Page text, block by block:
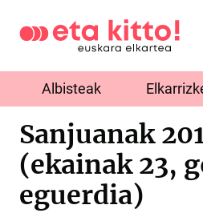
Albisteak
Sanjuanak
(ekainak 23,
eguerdia)